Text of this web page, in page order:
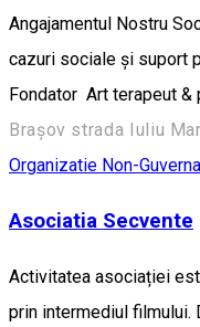
Angajamentul Nostru
cazuri sociale și suport
Fondator Art terapeut
Brașov strada Iuliu
Organizatie Non-
Asociatia Secvente
Activitatea asociației
prin intermediul filmului.